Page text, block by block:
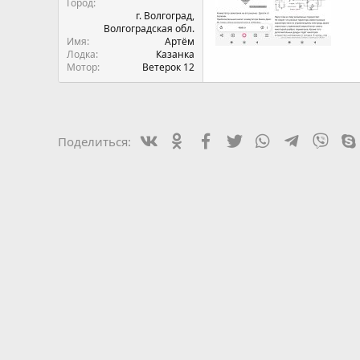
г. Волгоград,
Волгоградская обл.
Имя
Артём
Лодка
Казанка
Мотор
Ветерок 12
Поделиться: ВконтактеОдноклассники
Facebook
Twitter WhatsApp
Telegram
Viber